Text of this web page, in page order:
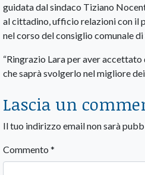
guidata dal sindaco Tiziano
al cittadino, ufficio relazioni con il
nel corso del consiglio comunale
“Ringrazio Lara per aver
che saprà svolgerlo nel migliore dei
Lascia un
Il tuo indirizzo email non sarà
Commento *